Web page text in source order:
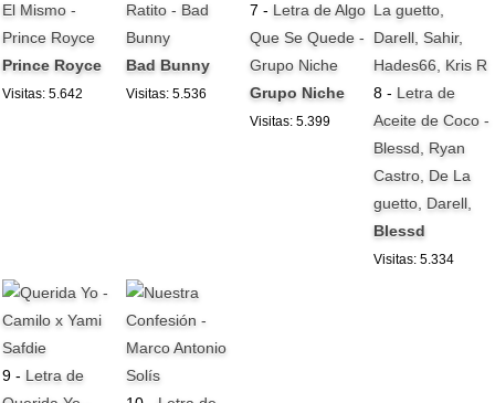
El Mismo -
Prince Royce
Prince Royce
Visitas: 5.642
Ratito - Bad
Bunny
Bad Bunny
Visitas: 5.536
7 - Letra de Algo
Que Se Quede -
Grupo Niche
Grupo Niche
Visitas: 5.399
8 - Letra de
Aceite de Coco -
Blessd, Ryan
Castro, De La
guetto, Darell,
Blessd
Visitas: 5.334
9 - Letra de